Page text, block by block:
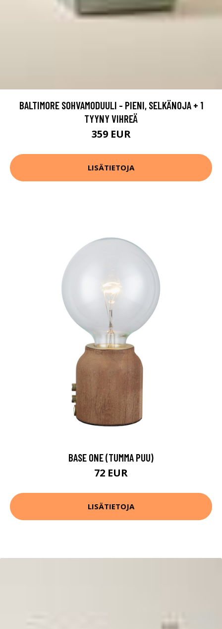
BALTIMORE SOHVAMODUULI - PIENI, SELKÄNOJA + 1
TYYNY VIHREÄ
359 EUR
LISÄTIETOJA
BASE ONE (TUMMA PUU)
72 EUR
LISÄTIETOJA